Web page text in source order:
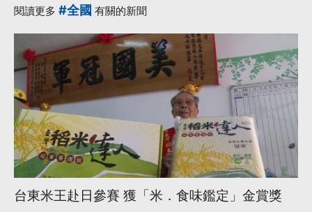
閱讀更多 #全國 有關的新聞
台東米王赴日參賽 獲「米．食味鑑定」金賞獎